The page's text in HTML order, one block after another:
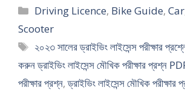
Categories
Driving Licence, Bike Guide,Car
Scooter
Tags
২০২৩ সালের ড্রাইভিং লাইসেন্স পরীক্ষার
করুন ড্রাইভিং লাইসেন্স মৌখিক পরীক্ষার প্রশ্ন
পরীক্ষার প্রশ্ন,ড্রাইভিং লাইসেন্স মৌখিক